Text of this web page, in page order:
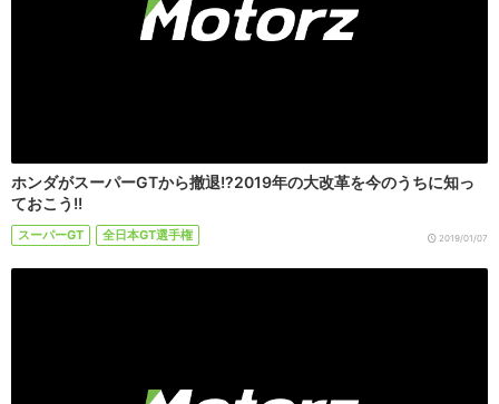
ホンダがスーパーGTから撤退!?2019年の大改革を今のうちに知っ
ておこう!!
スーパーGT 全日本GT選手権 2019/01/07